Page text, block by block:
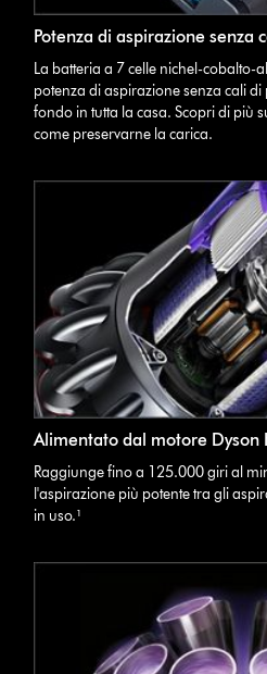
Potenza di aspirazione senza
La batteria a 7 celle nichel-cobalto-
potenza di aspirazione senza cali
fondo in tutta la casa. Scopri di più
come preservarne la carica.
Alimentato dal motore Dyson
Raggiunge fino a 125.000 giri al
l'aspirazione più potente tra gli
in uso.¹